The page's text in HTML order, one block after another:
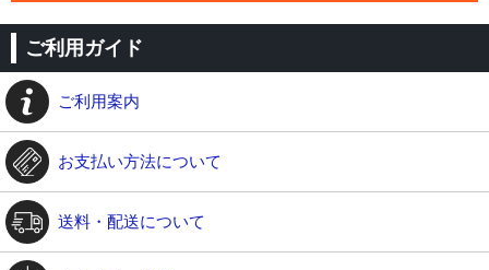
ご利用ガイド
ご利用案内
お支払い方法について
送料・配送について